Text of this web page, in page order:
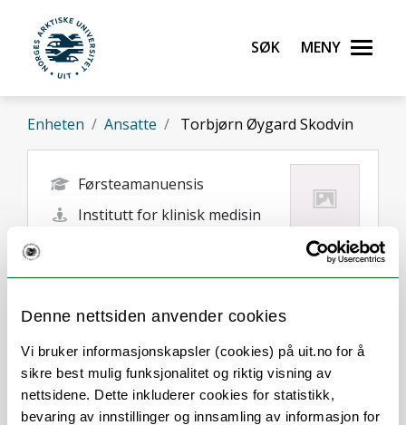
Denne nettsiden anvender cookies
Vi bruker informasjonskapsler (cookies) på uit.no for å
sikre best mulig funksjonalitet og riktig visning av
nettsidene. Dette inkluderer cookies for statistikk,
bevaring av innstillinger og innsamling av informasjon for
Gå til hovedinnhold
UiT Norges arktiske universitet
Søk Meny
Enheten Ansatte Torbjørn Øygard Skodvin
Førsteamanuensis
Institutt for klinisk medisin
Tromsø
Om
Forskning og undervisning